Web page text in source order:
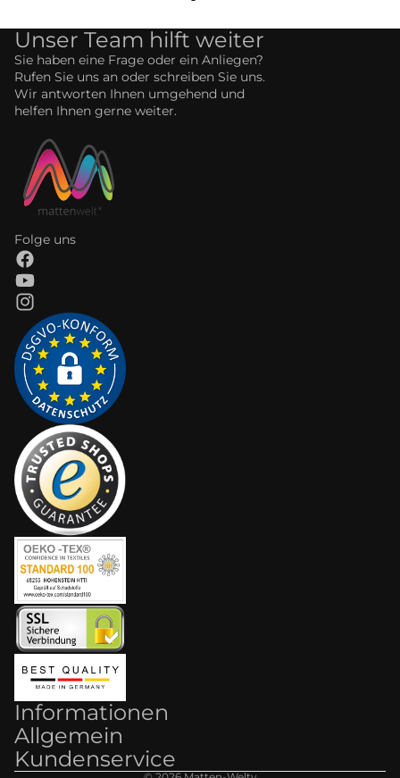
Unser Team hilft weiter
Sie haben eine Frage oder ein Anliegen?
Rufen Sie uns an oder schreiben Sie uns.
Wir antworten Ihnen umgehend und
helfen Ihnen gerne weiter.
Folge uns
Informationen
Allgemein
Kundenservice